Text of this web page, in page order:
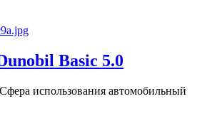
Basic 5.0
использования автомобильный